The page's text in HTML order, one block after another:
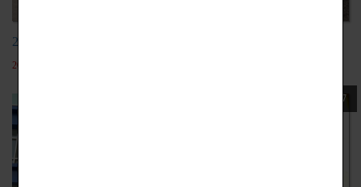
20181115健豪印刷廠、國立美術館
2022-05-19
107